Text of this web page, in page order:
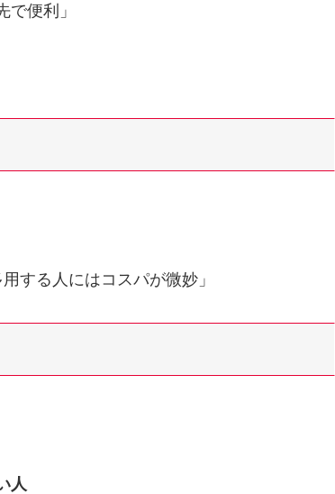
で便利」
する人にはコスパが微妙」
人